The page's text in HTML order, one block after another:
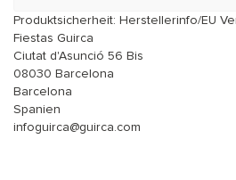
Produktsicherheit: Herstellerinfo/EU
Fiestas Guirca
Ciutat d'Asunció 56 Bis
08030 Barcelona
Barcelona
Spanien
infoguirca@guirca.com